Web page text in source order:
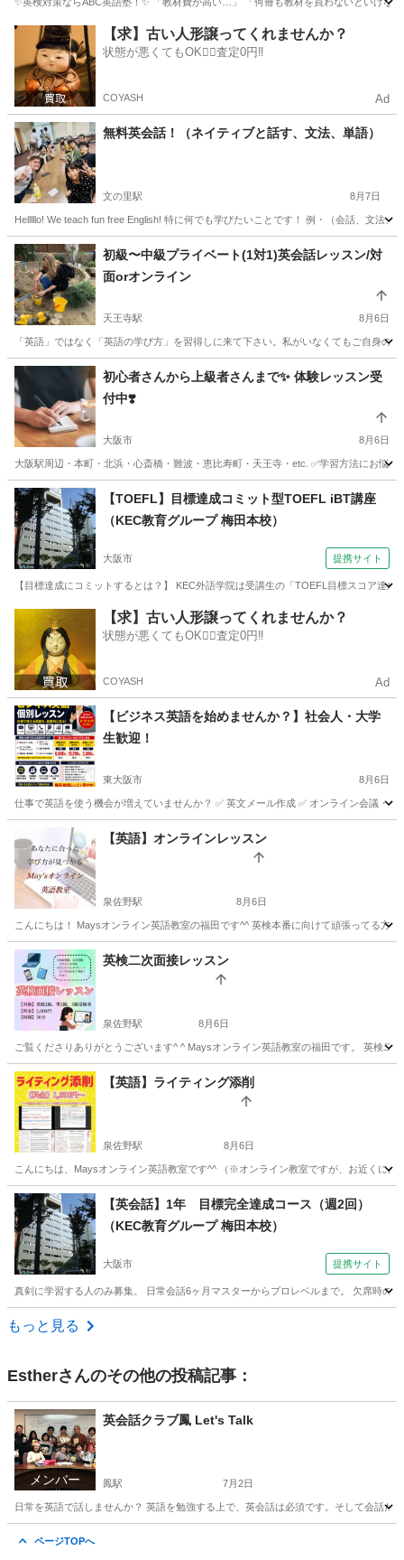
大阪 東大阪市 英検 1級
【求】古い人形譲ってくれませんか？
状態が悪くてもOK🙆‍♀️査定0円‼️
COYASH Ad
無料英会話！（ネイティブと話す、文法、単語）
文の里駅 8月7日
Helllllo! We teach fun free English! 特に何でも学びたいことです！ 例・（会話、文法
大阪 大阪市 文の里駅 英会話 ネイティブ
初級〜中級プライベート(1対1)英会話レッスン/対
面orオンライン
天王寺駅 8月6日
「英語」ではなく「英語の学び方」を習得しに来て下さい。私がいなくてもご自身
大阪 大阪市 天王寺駅 英会話 レッスン
初心者さんから上級者さんまで✨ 体験レッスン受
付中❣️
大阪市 8月6日
大阪駅周辺・本町・北浜・心斎橋・難波・恵比寿町・天王寺・etc. ✅学習方法にお悩
大阪 大阪市 プロフィール
【TOEFL】目標達成コミット型TOEFL iBT講座
（KEC教育グループ 梅田本校）
大阪市 提携サイト
【目標達成にコミットするとは？】 KEC外語学院は受講生の「TOEFL目標スコア達
TOEFL(R)テスト
【求】古い人形譲ってくれませんか？
状態が悪くてもOK🙆‍♀️査定0円‼️
COYASH Ad
【ビジネス英語を始めませんか？】社会人・大学
生歓迎！
東大阪市 8月6日
仕事で英語を使う機会が増えていませんか？ ✅ 英文メール作成 ✅ オンライン会議・
東大阪市 ビジネス英語
【英語】オンラインレッスン
泉佐野駅 8月6日
こんにちは！ Maysオンライン英語教室の福田です^^ 英検本番に向けて頑張ってる方
大阪 泉佐野市 泉佐野駅
英検二次面接レッスン
泉佐野駅 8月6日
ご覧くださりありがとうございます^ ^ Maysオンライン英語教室の福田です。 英検
大阪 泉佐野市 泉佐野駅 オンライン
【英語】ライティング添削
泉佐野駅 8月6日
こんにちは、Maysオンライン英語教室です^^ （※オンライン教室ですが、お近くに
大阪 泉佐野市 泉佐野駅 英語 YouTube
【英会話】1年 目標完全達成コース（週2回）
（KEC教育グループ 梅田本校）
大阪市 提携サイト
真剣に学習する人のみ募集。 日常会話6ヶ月マスターからプロレベルまで。 欠席時の
大阪 大阪市
もっと見る
Estherさんのその他の投稿記事：
メンバー
英会話クラブ鳳 Let's Talk
鳳駅 7月2日
日常を英語で話しませんか？ 英語を勉強する上で、英会話は必須です。そして会話
ページTOPへ